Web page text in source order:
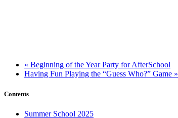
« Beginning of the Year Party for AfterSchool
Having Fun Playing the “Guess Who?” Game »
Contents
Summer School 2025